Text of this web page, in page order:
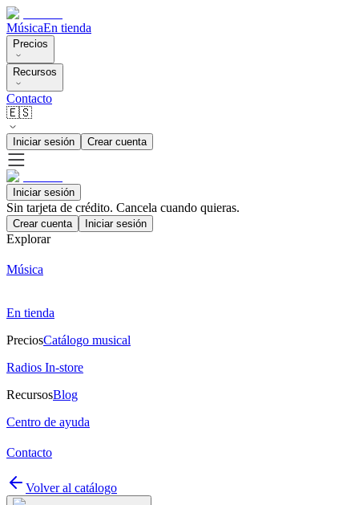
MúsicaEn tienda
Precios
Recursos
Contacto
🇪🇸
Iniciar sesión Crear cuenta
Iniciar sesión
Sin tarjeta de crédito. Cancela cuando quieras.
Crear cuenta Iniciar sesión
Explorar
Música
En tienda
PreciosCatálogo musical
Radios In-store
RecursosBlog
Centro de ayuda
Contacto
Volver al catálogo